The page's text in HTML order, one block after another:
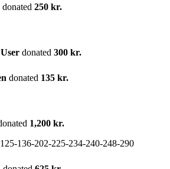
donated 250 kr.
donated 300 kr.
donated 135 kr.
1,200 kr.
136-202-225-234-240-248-290